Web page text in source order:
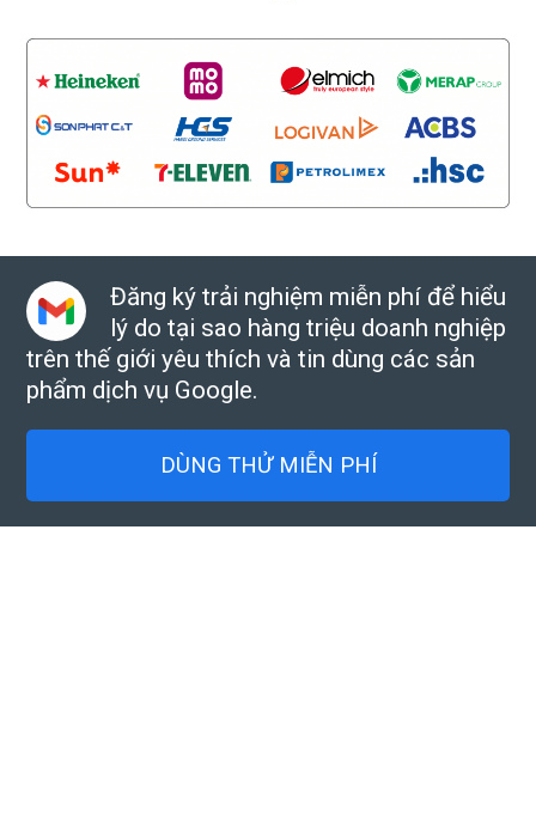
Đăng ký trải nghiệm miễn phí để hiểu
lý do tại sao hàng triệu doanh nghiệp
trên thế giới yêu thích và tin dùng các sản
phẩm dịch vụ Google.
DÙNG THỬ MIỄN PHÍ